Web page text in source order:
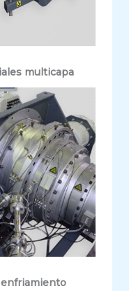
multicapa
enfriamiento